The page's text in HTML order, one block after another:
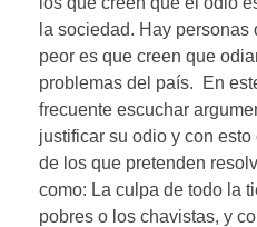
la sociedad. Hay
peor es que creen que
problemas del país. En
frecuente escuchar
justificar su odio y con
de los que pretenden
como: La culpa de todo la
pobres o los chavistas, y